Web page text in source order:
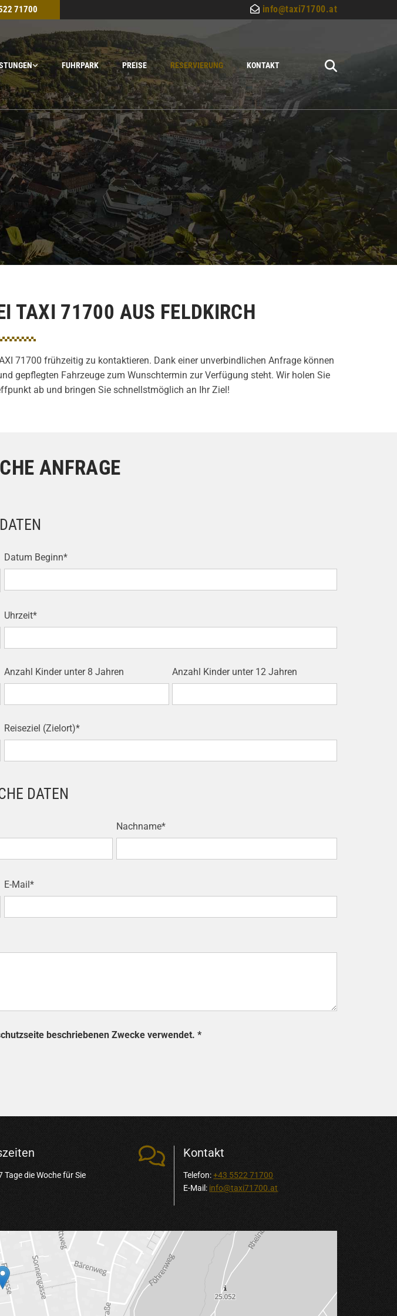
71700  info@taxi71700.at
FUHRPARK PREISE RESERVIERUNG KONTAKT
TAXI 71700 AUS FELDKIRCH
71700 frühzeitig zu kontaktieren. Dank einer unverbindlichen Anfrage können
gepflegten Fahrzeuge zum Wunschtermin zur Verfügung steht. Wir holen Sie
ab und bringen Sie schnellstmöglich an Ihr Ziel!
ANFRAGE
Datum Beginn*
Uhrzeit*
Anzahl Kinder unter 8 Jahren Anzahl Kinder unter 12 Jahren
Reiseziel (Zielort)*
DATEN
Nachname*
E-Mail*
beschriebenen Zwecke verwendet. *
Tage die Woche für Sie
 Kontakt
Telefon:+43 5522 71700
E-Mail: info@taxi71700.at